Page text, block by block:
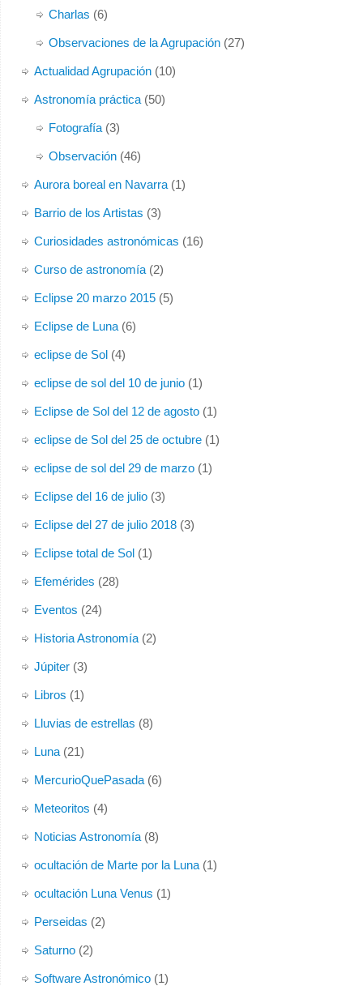
Charlas (6)
Observaciones de la Agrupación(27)
Actualidad Agrupación(10)
Astronomía práctica(50)
Fotografía(3)
Observación(46)
Aurora boreal en Navarra(1)
Barrio de los Artistas (3)
Curiosidades astronómicas (16)
Curso de astronomía(2)
Eclipse 20 marzo 2015(5)
Eclipse de Luna(6)
eclipse de Sol(4)
eclipse de sol del 10 de junio(1)
Eclipse de Sol del 12 de agosto(1)
eclipse de Sol del 25 de octubre(1)
eclipse de sol del 29 de marzo(1)
Eclipse del 16 de julio(3)
Eclipse del 27 de julio 2018(3)
Eclipse total de Sol(1)
Efemérides (28)
Eventos (24)
Historia Astronomía(2)
Júpiter(3)
Libros (1)
Lluvias de estrellas (8)
Luna(21)
MercurioQuePasada(6)
Meteoritos (4)
Noticias Astronomía(8)
ocultación de Marte por la Luna(1)
ocultación Luna Venus (1)
Perseidas (2)
Saturno(2)
Software Astronómico(1)